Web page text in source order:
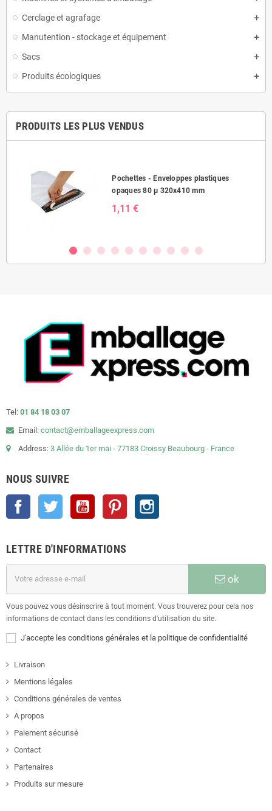
Cerclage et agrafage
Manutention - stockage et équipement
Sacs
Produits écologiques
PRODUITS LES PLUS VENDUS
Pochettes - Enveloppes plastiques
opaques 80 µ 320x410 mm
1,11 €
Tel: 01 84 18 03 07
Email: contact@emballageexpress.com
Address: 3 Allée du 1er mai - 77183 Croissy Beaubourg - France
NOUS SUIVRE
Facebook Twitter YouTube Pinterest
LETTRE D'INFORMATIONS
ok
Vous pouvez vous désinscrire à tout moment. Vous trouverez pour cela nos
informations de contact dans les conditions d'utilisation du site.
J'accepte les conditions générales et la politique de confidentialité
Livraison
Mentions légales
Conditions générales de ventes
A propos
Paiement sécurisé
Contact
Partenaires
Produits sur mesure